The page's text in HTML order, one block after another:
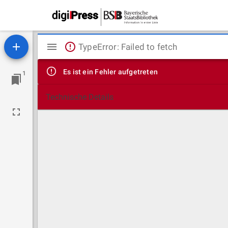
1
Mirador
Viewer
TypeError: Failed to fetch
Es ist ein Fehler aufgetreten
Technische Details